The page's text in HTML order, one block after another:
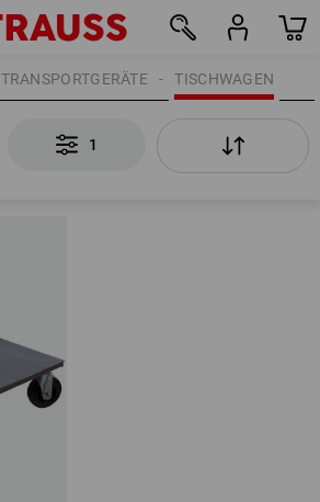
TISCHWAGEN
TRANSPORTGERÄTE
1